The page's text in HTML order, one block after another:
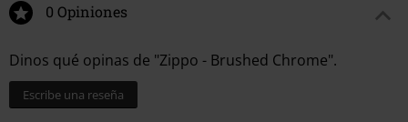
0 Opiniones
Dinos qué opinas de "Zippo - Brushed Chrome".
Escribe una reseña